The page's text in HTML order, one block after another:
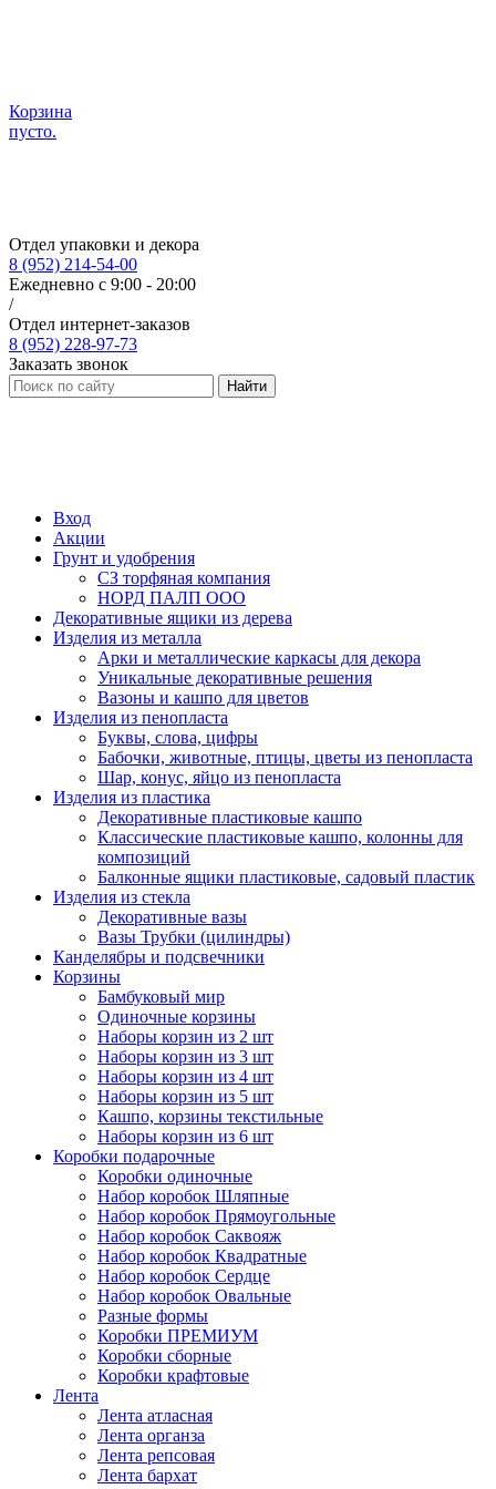
Корзина
пусто.
Отдел упаковки и декора
8 (952) 214-54-00
Ежедневно с 9:00 - 20:00
/
Отдел интернет-заказов
8 (952) 228-97-73
Заказать звонок
Найти
Вход
Акции
Грунт и удобрения
СЗ торфяная компания
НОРД ПАЛП ООО
Декоративные ящики из дерева
Изделия из металла
Арки и металлические каркасы для декора
Уникальные декоративные решения
Вазоны и кашпо для цветов
Изделия из пенопласта
Буквы, слова, цифры
Бабочки, животные, птицы, цветы из пенопласта
Шар, конус, яйцо из пенопласта
Изделия из пластика
Декоративные пластиковые кашпо
Классические пластиковые кашпо, колонны для
композиций
Балконные ящики пластиковые, садовый пластик
Изделия из стекла
Декоративные вазы
Вазы Трубки (цилиндры)
Канделябры и подсвечники
Корзины
Бамбуковый мир
Одиночные корзины
Наборы корзин из 2 шт
Наборы корзин из 3 шт
Наборы корзин из 4 шт
Наборы корзин из 5 шт
Кашпо, корзины текстильные
Наборы корзин из 6 шт
Коробки подарочные
Коробки одиночные
Набор коробок Шляпные
Набор коробок Прямоугольные
Набор коробок Саквояж
Набор коробок Квадратные
Набор коробок Сердце
Набор коробок Овальные
Разные формы
Коробки ПРЕМИУМ
Коробки сборные
Коробки крафтовые
Лента
Лента атласная
Лента органза
Лента репсовая
Лента бархат